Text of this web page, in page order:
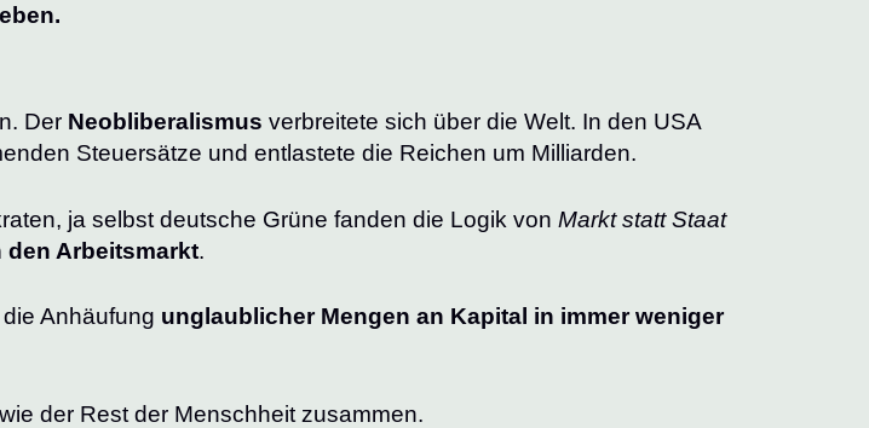
Der Neobliberalismus verbreitete sich über die Welt. In den USA
Steuersätze und entlastete die Reichen um Milliarden.
ja selbst deutsche Grüne fanden die Logik von Markt statt Staat
den Arbeitsmarkt.
Anhäufung unglaublicher Mengen an Kapital in immer weniger
der Rest der Menschheit zusammen.